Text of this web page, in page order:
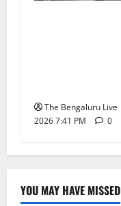
The Bengaluru Live
2026 7:41 PM
0
YOU MAY HAVE MISSED